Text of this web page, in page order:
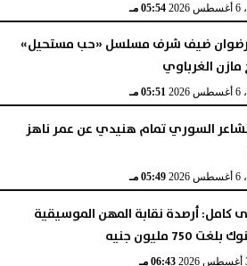
05:54 مـ
ضيف شرف مسلسل «حب مستحيل»
مازن الغرباوي
05:51 مـ
السوري تمام هنيدي عن عمر ناهز
05:49 مـ
أرصدة نقابة المهن الموسيقية
750 مليون جنيه
06:43 مـ